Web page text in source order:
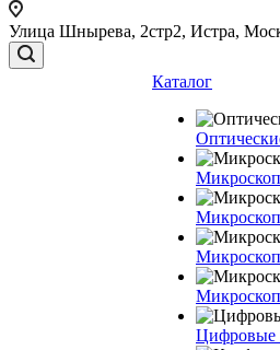
Улица Шнырева, 2стр2, Истра,
Каталог
Цифровые